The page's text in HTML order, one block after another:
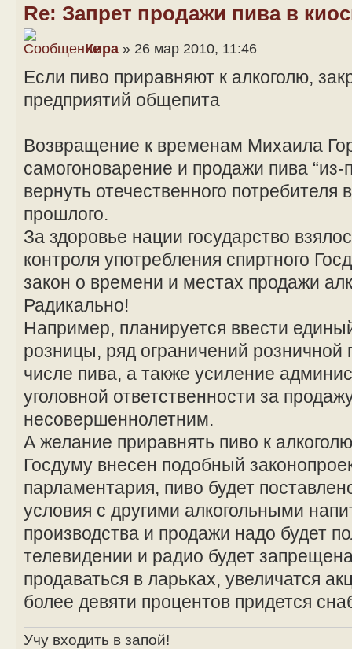
Re: Запрет продажи пива в
Кира » 26 мар 2010, 11:46
Если пиво приравняют к алкоголю,
предприятий общепита
Возвращение к временам Михаила
самогоноварение и продажи пива “из-
вернуть отечественного потребителя
прошлого.
За здоровье нации государство
контроля употребления спиртного
закон о времени и местах продажи
Радикально!
Например, планируется ввести
розницы, ряд ограничений розничной
числе пива, а также усиление
уголовной ответственности за
несовершеннолетним.
А желание приравнять пиво к
Госдуму внесен подобный
парламентария, пиво будет
условия с другими алкогольными
производства и продажи надо будет
телевидении и радио будет
продаваться в ларьках, увеличатся
более девяти процентов придется
Учу входить в запой!